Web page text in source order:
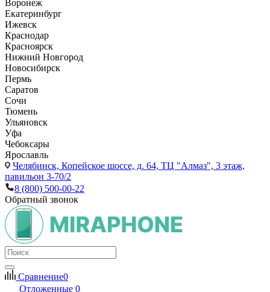
Воронеж
Екатеринбург
Ижевск
Краснодар
Красноярск
Нижний Новгород
Новосибирск
Пермь
Саратов
Сочи
Тюмень
Ульяновск
Уфа
Чебоксары
Ярославль
Челябинск, Копейское шоссе, д. 64, ТЦ "Алмаз", 3 этаж,
павильон 3-70/2
8 (800) 500-00-22
Обратный звонок
Сравнение0
Отложенные 0